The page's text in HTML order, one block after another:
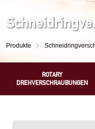
Produkte
ROTARY
DREHVERSCHRAUBUNGEN